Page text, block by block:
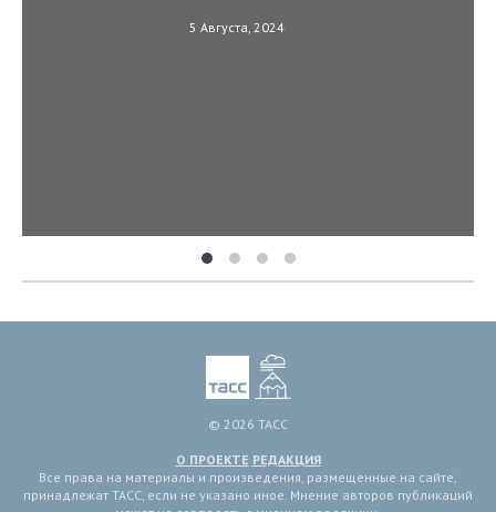
5 Августа, 2024
© 2026 ТАСС
О ПРОЕКТЕ РЕДАКЦИЯ
Все права на материалы и произведения, размещенные на сайте,
принадлежат ТАСС, если не указано иное. Мнение авторов публикаций